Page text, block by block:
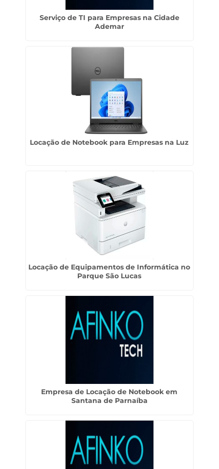
Serviço de TI para Empresas na Cidade
Ademar
Locação de Notebook para Empresas na Luz
Locação de Equipamentos de Informática no
Parque São Lucas
Empresa de Locação de Notebook em
Santana de Parnaíba